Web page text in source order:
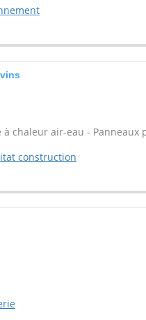
à chaleur air-eau -
construction